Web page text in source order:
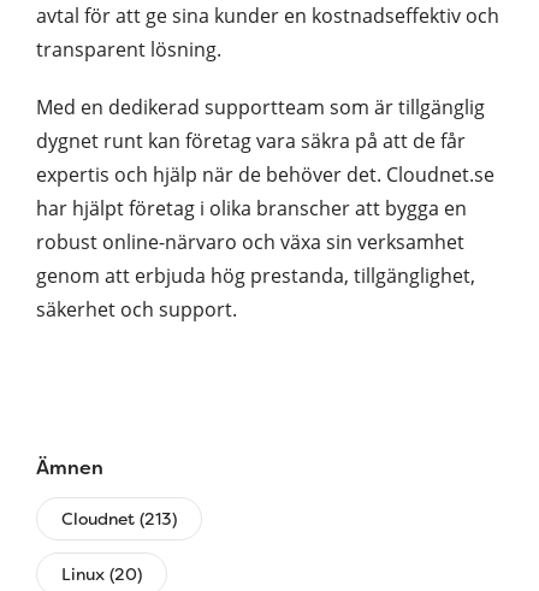
avtal för att ge sina kunder en kostnadseffektiv och
transparent lösning.
Med en dedikerad supportteam som är tillgänglig
dygnet runt kan företag vara säkra på att de får
expertis och hjälp när de behöver det. Cloudnet.se
har hjälpt företag i olika branscher att bygga en
robust online-närvaro och växa sin verksamhet
genom att erbjuda hög prestanda, tillgänglighet,
säkerhet och support.
Ämnen
Cloudnet (213)
Linux (20)